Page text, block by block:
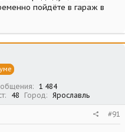
пойдёте в гараж в
1 484
48 Город Ярославль
#91